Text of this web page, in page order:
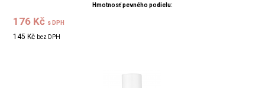
Hmotnosť pevného podielu:
176 Kč s DPH
145 Kč bez DPH